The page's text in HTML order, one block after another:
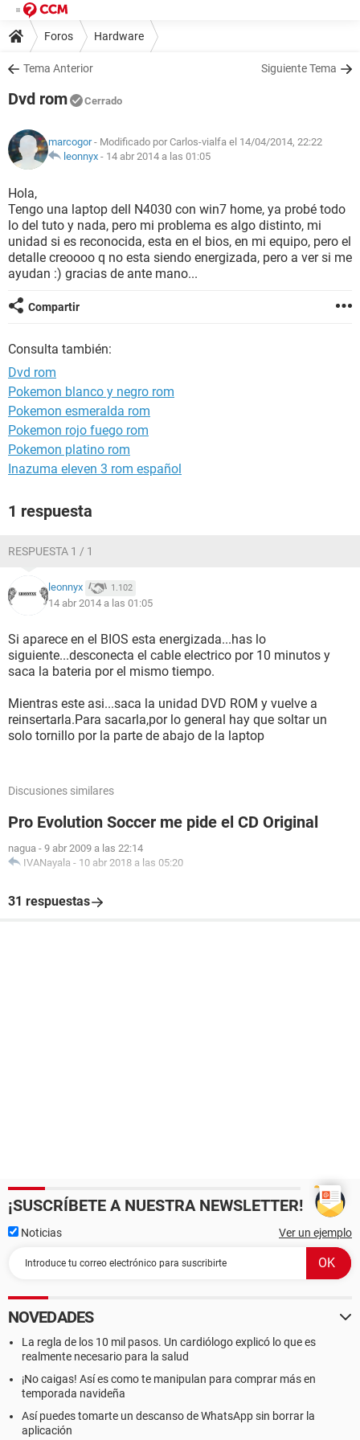
Foros Hardware
Tema Anterior Siguiente Tema
Dvd rom Cerrado
marcogor- Modificado por Carlos-vialfa el 14/04/2014, 22:22
leonnyx - 14 abr 2014 a las 01:05
Hola,
Tengo una laptop dell N4030 con win7 home, ya probé todo
lo del tuto y nada, pero mi problema es algo distinto, mi
unidad si es reconocida, esta en el bios, en mi equipo, pero el
detalle creoooo q no esta siendo energizada, pero a ver si me
ayudan :) gracias de ante mano...
Compartir
Consulta también:
Dvd rom
Pokemon blanco y negro rom
Pokemon esmeralda rom
Pokemon rojo fuego rom
Pokemon platino rom
Inazuma eleven 3 rom español
1 respuesta
RESPUESTA 1 / 1
leonnyx 1.102
14 abr 2014 a las 01:05
Si aparece en el BIOS esta energizada...has lo
siguiente...desconecta el cable electrico por 10 minutos y
saca la bateria por el mismo tiempo.
Mientras este asi...saca la unidad DVD ROM y vuelve a
reinsertarla.Para sacarla,por lo general hay que soltar un
solo tornillo por la parte de abajo de la laptop
Discusiones similares
Pro Evolution Soccer me pide el CD Original
nagua - 9 abr 2009 a las 22:14
IVANayala - 10 abr 2018 a las 05:20
31 respuestas
¡SUSCRÍBETE A NUESTRA NEWSLETTER!
Noticias Ver un ejemplo
NOVEDADES
La regla de los 10 mil pasos. Un cardiólogo explicó lo que es
realmente necesario para la salud
¡No caigas! Así es como te manipulan para comprar más en
temporada navideña
Así puedes tomarte un descanso de WhatsApp sin borrar la
aplicación